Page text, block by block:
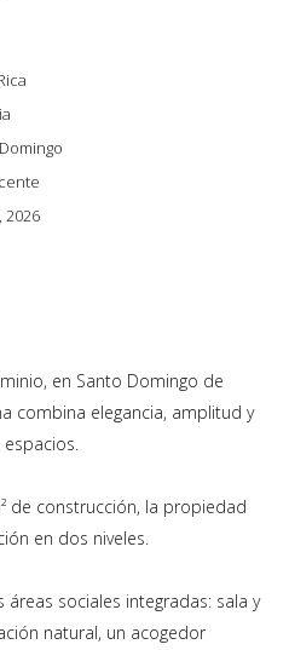
2026
en Santo Domingo de
combina elegancia, amplitud y
de construcción, la propiedad
en dos niveles.
sociales integradas: sala y
natural, un acogedor